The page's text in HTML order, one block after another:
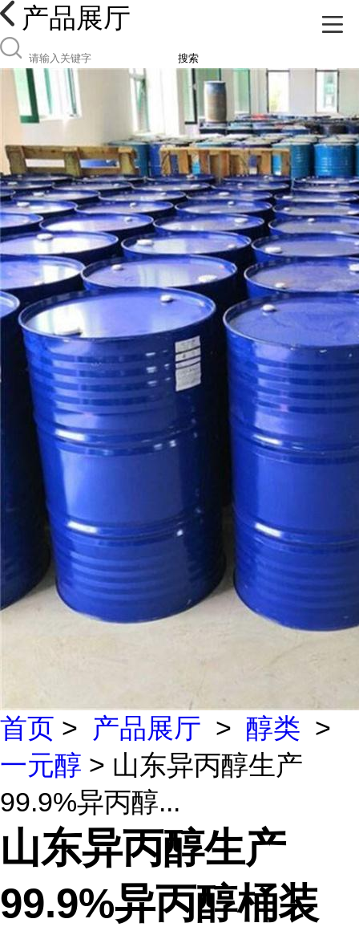
产品展厅
搜索
首页 > 产品展厅 > 醇类 >
一元醇 > 山东异丙醇生产
99.9%异丙醇...
山东异丙醇生产
99.9%异丙醇桶装